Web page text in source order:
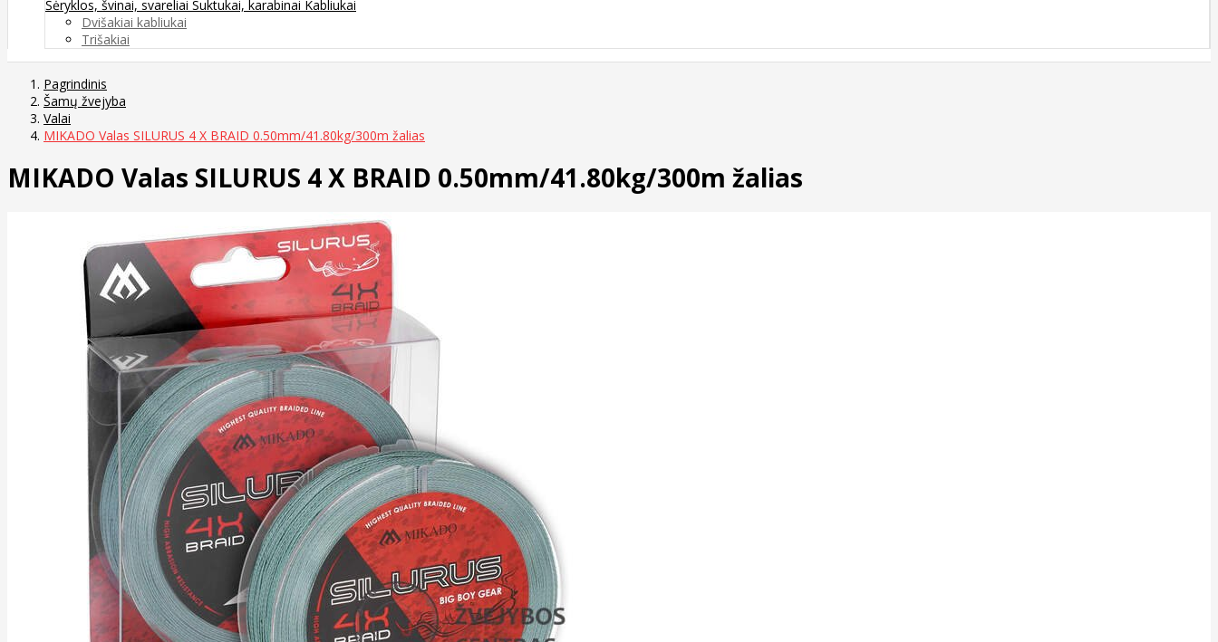
Šėryklos, švinai, svareliai Suktukai, karabinai Kabliukai
Dvišakiai kabliukai
Trišakiai
Pagrindinis
Šamų žvejyba
Valai
MIKADO Valas SILURUS 4 X BRAID 0.50mm/41.80kg/300m žalias
MIKADO Valas SILURUS 4 X BRAID 0.50mm/41.80kg/300m žalias